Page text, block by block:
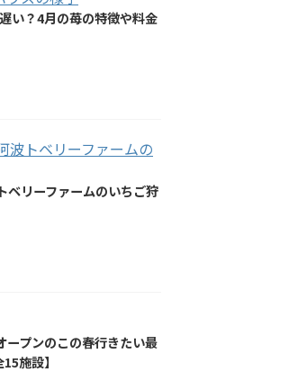
い？4月の苺の特徴や料金
ベリーファームのいちご狩
ープンのこの春行きたい最
施設】